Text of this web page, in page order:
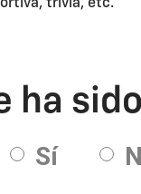
trivia, etc.